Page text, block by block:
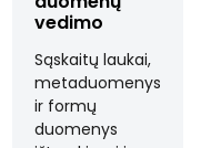
vedimo
Sąskaitų laukai,
metaduomenys
ir formų
duomenys